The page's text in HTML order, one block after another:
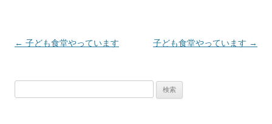
投
← 子ども食堂やっています 子ども食堂やっています →